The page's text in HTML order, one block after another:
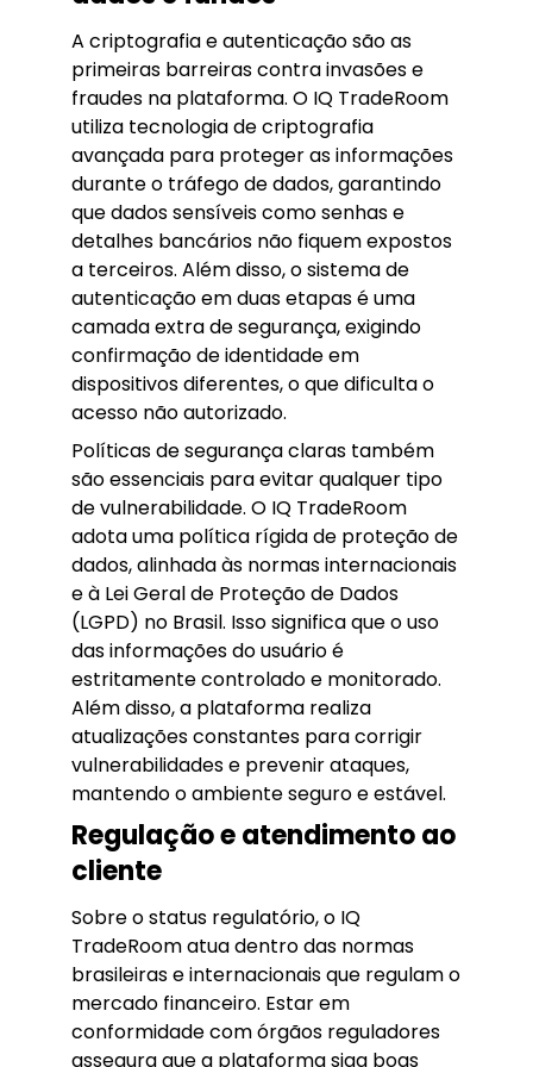
A criptografia e autenticação são as
primeiras barreiras contra invasões e
fraudes na plataforma. O IQ TradeRoom
utiliza tecnologia de criptografia
avançada para proteger as informações
durante o tráfego de dados, garantindo
que dados sensíveis como senhas e
detalhes bancários não fiquem expostos
a terceiros. Além disso, o sistema de
autenticação em duas etapas é uma
camada extra de segurança, exigindo
confirmação de identidade em
dispositivos diferentes, o que dificulta o
acesso não autorizado.
Políticas de segurança claras também
são essenciais para evitar qualquer tipo
de vulnerabilidade. O IQ TradeRoom
adota uma política rígida de proteção de
dados, alinhada às normas internacionais
e à Lei Geral de Proteção de Dados
(LGPD) no Brasil. Isso significa que o uso
das informações do usuário é
estritamente controlado e monitorado.
Além disso, a plataforma realiza
atualizações constantes para corrigir
vulnerabilidades e prevenir ataques,
mantendo o ambiente seguro e estável.
Regulação e atendimento ao
cliente
Sobre o status regulatório, o IQ
TradeRoom atua dentro das normas
brasileiras e internacionais que regulam o
mercado financeiro. Estar em
conformidade com órgãos reguladores
assegura que a plataforma siga boas